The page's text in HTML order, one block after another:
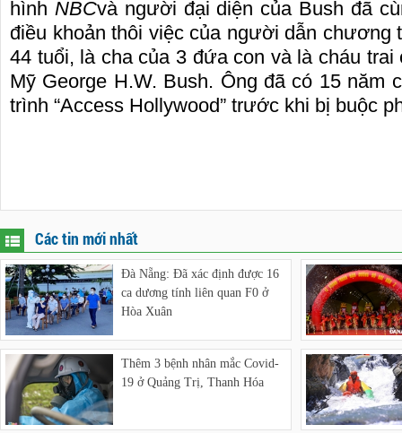
hình NBCvà người đại diện của Bush đã
điều khoản thôi việc của người dẫn chương
44 tuổi, là cha của 3 đứa con và là cháu trai
Mỹ George H.W. Bush. Ông đã có 15 năm
trình “Access Hollywood” trước khi bị buộc
Các tin mới nhất
Đà Nẵng: Đã xác định được 16
ca dương tính liên quan F0 ở
Hòa Xuân
Thêm 3 bệnh nhân mắc Covid-
19 ở Quảng Trị, Thanh Hóa